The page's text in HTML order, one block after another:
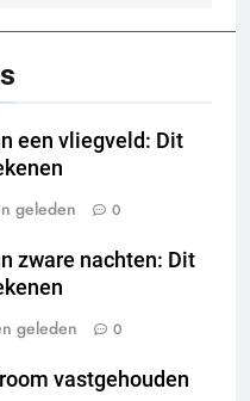
een vliegveld: Dit
geleden 0
zware nachten: Dit
geleden 0
vastgehouden